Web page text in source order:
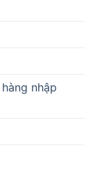
nhập